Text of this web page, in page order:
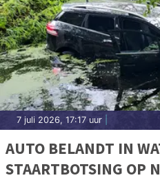
7 juli 2026, 17:17 uur
AUTO BELANDT IN
STAARTBOTSING OP